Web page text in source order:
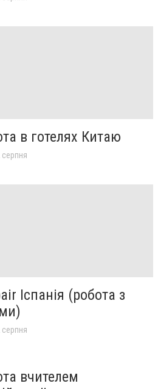
в готелях Китаю
серпня
Іспанія (робота з
серпня
вчителем